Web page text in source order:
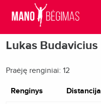
Lukas Budavicius
Praėję renginiai: 12
Renginys Distancija